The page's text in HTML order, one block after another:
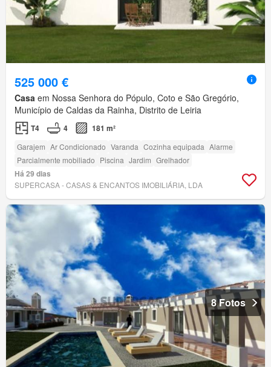
525 000 €
Casa em Nossa Senhora do Pópulo, Coto e São Gregório,
Município de Caldas da Rainha, Distrito de Leiria
T4 4 181 m²
Garajem Ar Condicionado Varanda Cozinha equipada Alarme
Parcialmente mobiliado Piscina Jardim Grelhador
Há 29 dias
SUPERCASA - CASAS & ENCANTOS IMOBILIÁRIA, LDA
8 Fotos